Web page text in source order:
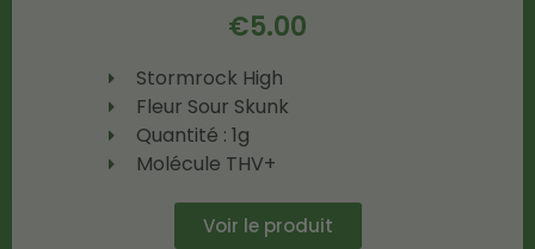
€5.00
Stormrock High
Fleur Sour Skunk
Quantité : 1g
Molécule THV+
Voir le produit